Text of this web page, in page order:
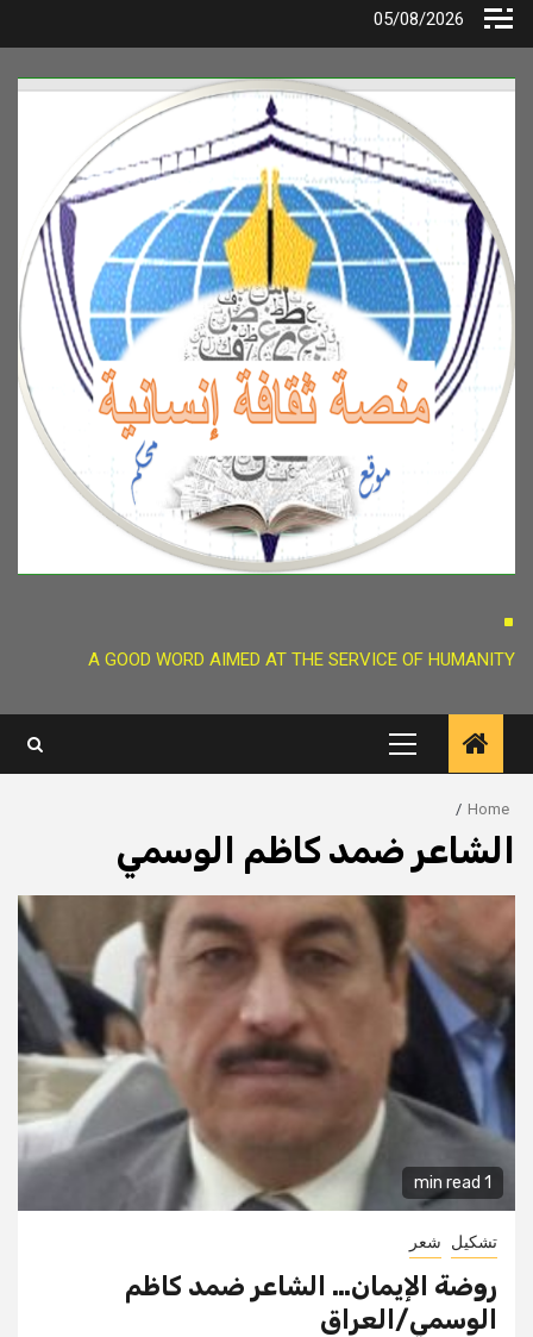
Skip
05/08/2026
.
A GOOD WORD AIMED AT THE SERVICE OF HUMANITY
Primary
Menu
Home
الشاعر ضمد كاظم الوسمي
1 min read
تشكيل شعر
روضة الإيمان… الشاعر ضمد كاظم
الوسمي/العراق